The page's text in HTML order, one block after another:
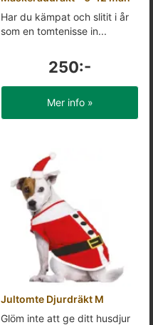
Har du kämpat och slitit i år
som en tomtenisse in...
250:-
Mer info »
Jultomte Djurdräkt M
Glöm inte att ge ditt husdjur